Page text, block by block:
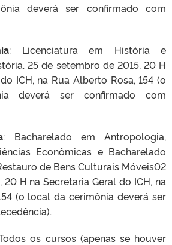
deverá ser confirmado com
: Licenciatura em História e
25 de setembro de 2015, 20 H
ICH, na Rua Alberto Rosa, 154 (o
deverá ser confirmado com
: Bacharelado em Antropologia,
Econômicas e Bacharelado
de Bens Culturais Móveis02
H na Secretaria Geral do ICH, na
(o local da cerimônia deverá ser
os cursos (apenas se houver